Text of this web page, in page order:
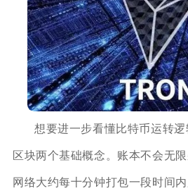
想要进一步看懂比特币运转逻
区块两个基础概念。账本不会无
网络大约每十分钟打包一段时间